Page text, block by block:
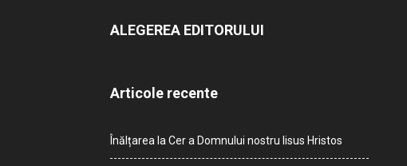
ALEGEREA EDITORULUI
Articole recente
Înălțarea la Cer a Domnului nostru Iisus Hristos